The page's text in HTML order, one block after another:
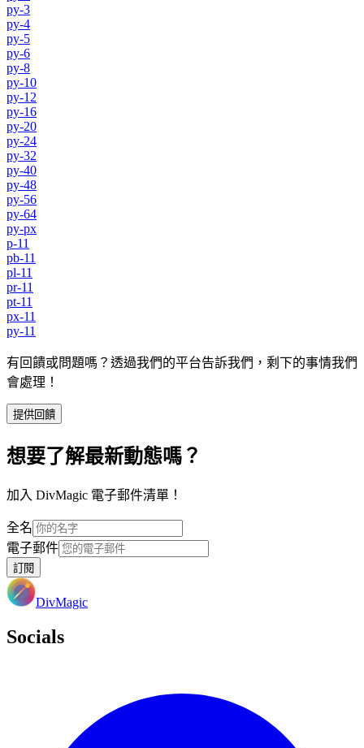
py-3
py-4
py-5
py-6
py-8
py-10
py-12
py-16
py-20
py-24
py-32
py-40
py-48
py-56
py-64
py-px
p-11
pb-11
pl-11
pr-11
pt-11
px-11
py-11
有回饋或問題嗎？透過我們的平台告訴我們，剩下的事情我們
會處理！
提供回饋
想要了解最新動態嗎？
加入 DivMagic 電子郵件清單！
全名
電子郵件
訂閱
DivMagic
Socials